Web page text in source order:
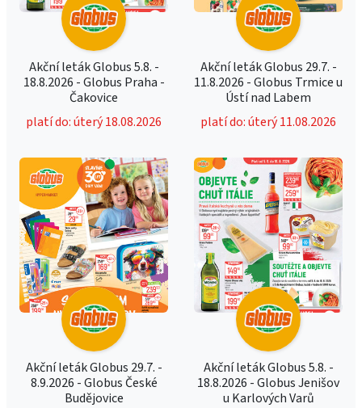
Akční leták Globus 5.8. -
18.8.2026 - Globus Praha -
Čakovice
platí do: úterý 18.08.2026
Akční leták Globus 29.7. -
11.8.2026 - Globus Trmice u
Ústí nad Labem
platí do: úterý 11.08.2026
Akční leták Globus 29.7. -
8.9.2026 - Globus České
Budějovice
Akční leták Globus 5.8. -
18.8.2026 - Globus Jenišov
u Karlových Varů